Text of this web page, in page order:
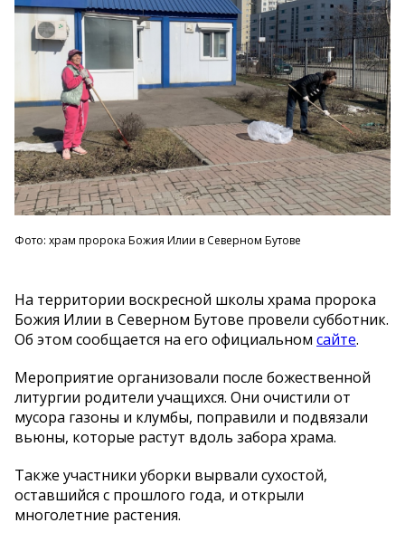
Фото: храм пророка Божия Илии в Северном Бутове
На территории воскресной школы храма пророка
Божия Илии в Северном Бутове провели субботник.
Об этом сообщается на его официальном сайте.
Мероприятие организовали после божественной
литургии родители учащихся. Они очистили от
мусора газоны и клумбы, поправили и подвязали
вьюны, которые растут вдоль забора храма.
Также участники уборки вырвали сухостой,
оставшийся с прошлого года, и открыли
многолетние растения.